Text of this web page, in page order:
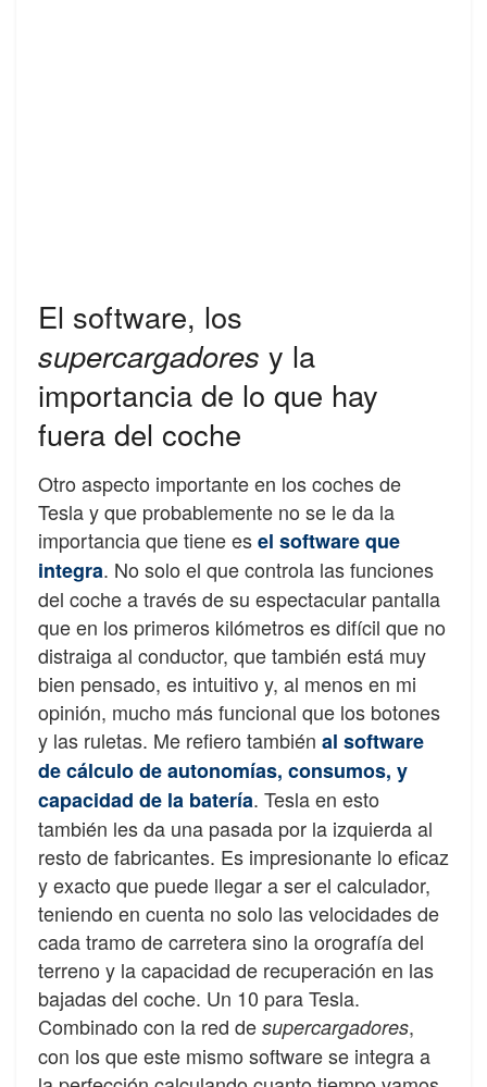
El software, los
supercargadores y la
importancia de lo que hay
fuera del coche
Otro aspecto importante en los coches de
Tesla y que probablemente no se le da la
importancia que tiene esel software que
integra. No solo el que controla las funciones
del coche a través de su espectacular pantalla
que en los primeros kilómetros es difícil que no
distraiga al conductor, que también está muy
bien pensado, es intuitivo y, al menos en mi
opinión, mucho más funcional que los botones
y las ruletas. Me refiero también al software
de cálculo de autonomías, consumos, y
capacidad de la batería. Tesla en esto
también les da una pasada por la izquierda al
resto de fabricantes. Es impresionante lo eficaz
y exacto que puede llegar a ser el calculador,
teniendo en cuenta no solo las velocidades de
cada tramo de carretera sino la orografía del
terreno y la capacidad de recuperación en las
bajadas del coche. Un 10 para Tesla.
Combinado con la red de supercargadores,
con los que este mismo software se integra a